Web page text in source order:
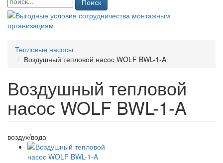
Поиск
Тепловые насосы
Воздушный тепловой насос WOLF BWL-1-A
Воздушный тепловой
насос WOLF BWL-1-A
воздух/вода